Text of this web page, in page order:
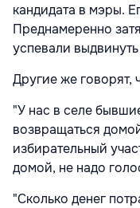
кандидата в мэры.
Преднамеренно
успевали
Другие же говорят,
"У нас в селе
возвращаться
избирательный
домой, не надо
"Сколько денег